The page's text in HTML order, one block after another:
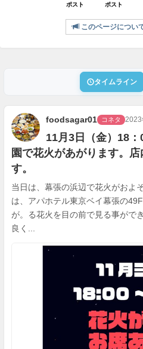
ポスト ポスト
このページについ
タイムライン